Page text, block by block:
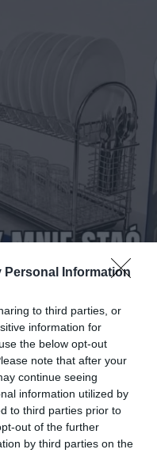
Personal Information
to third parties, or
information for
the below opt-out
note that after your
continue seeing
information utilized by
to third parties prior to
out of the further
by third parties on the
28
Kopiuj link
rzecz